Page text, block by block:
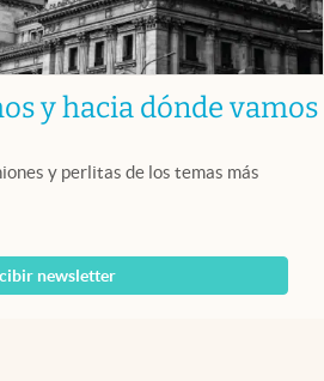
y hacia dónde vamos
y perlitas de los temas más
newsletter